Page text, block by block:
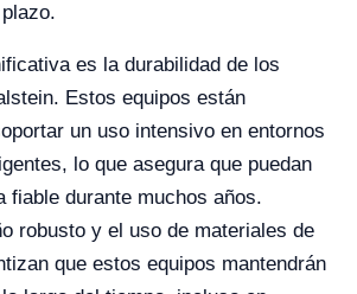
es la durabilidad de los
Estos equipos están
un uso intensivo en entornos
lo que asegura que puedan
fiable durante muchos años.
robusto y el uso de materiales de
que estos equipos mantendrán